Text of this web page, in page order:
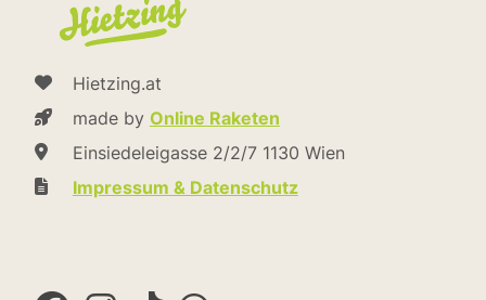
Hietzing.at
made by Online Raketen
Einsiedeleigasse 2/2/7 1130 Wien
Impressum & Datenschutz